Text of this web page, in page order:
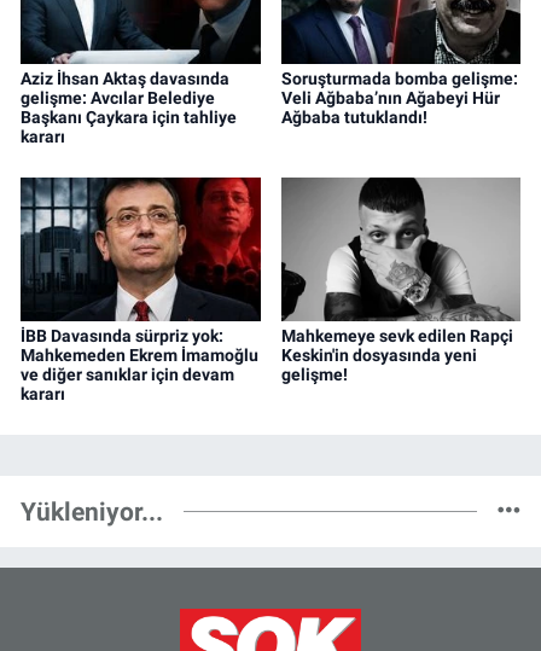
Aziz İhsan Aktaş davasında
gelişme: Avcılar Belediye
Başkanı Çaykara için tahliye
kararı
Soruşturmada bomba gelişme:
Veli Ağbaba’nın Ağabeyi Hür
Ağbaba tutuklandı!
İBB Davasında sürpriz yok:
Mahkemeden Ekrem İmamoğlu
ve diğer sanıklar için devam
kararı
Mahkemeye sevk edilen Rapçi
Keskin'in dosyasında yeni
gelişme!
Yükleniyor...